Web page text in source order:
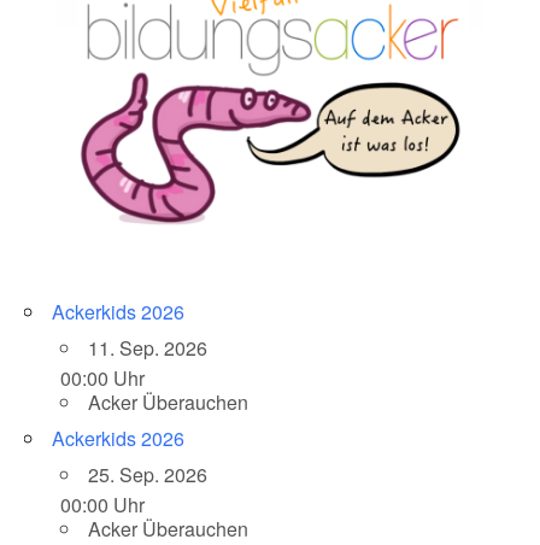
Ackerkids 2026
11. Sep. 2026
00:00 Uhr
Acker Überauchen
Ackerkids 2026
25. Sep. 2026
00:00 Uhr
Acker Überauchen